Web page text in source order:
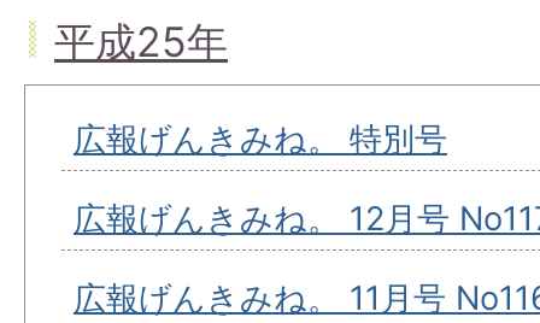
平成25年
広報げんきみね。 特別号
広報げんきみね。 12月号
広報げんきみね。 11月号